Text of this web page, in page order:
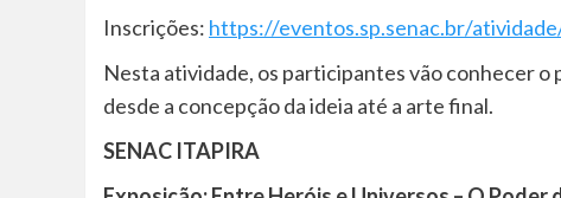
Inscrições: https://eventos.sp.senac.br/
Nesta atividade, os participantes vão conhecer
desde a concepção da ideia até a arte final.
SENAC ITAPIRA